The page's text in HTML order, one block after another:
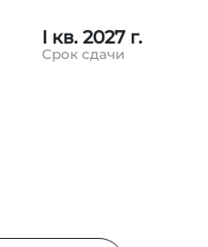
I кв. 2027 г.
Срок сдачи